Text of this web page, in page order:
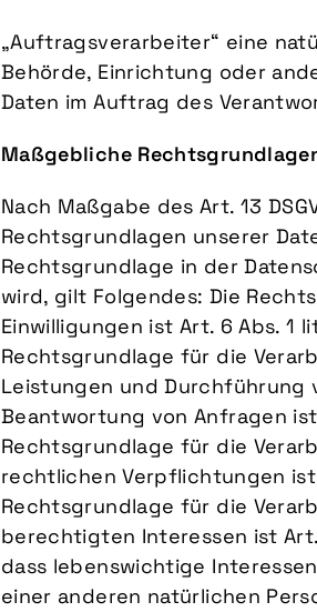
„Auftragsverarbeiter“ eine
Behörde, Einrichtung oder
Daten im Auftrag des
Maßgebliche
Nach Maßgabe des Art. 13
Rechtsgrundlagen unserer
Rechtsgrundlage in der
wird, gilt Folgendes: Die
Einwilligungen ist Art. 6 Abs. 1
Rechtsgrundlage für die
Leistungen und Durchführung
Beantwortung von Anfragen ist
Rechtsgrundlage für die
rechtlichen Verpflichtungen ist
Rechtsgrundlage für die
berechtigten Interessen ist Art.
dass lebenswichtige
einer anderen natürlichen